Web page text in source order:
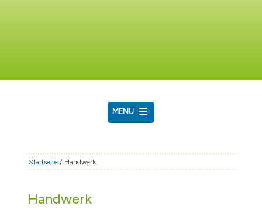
MENU
RATHAUS & POLITIK
FAMILIE & BILDUNG
Startseite / Handwerk
Handwerk